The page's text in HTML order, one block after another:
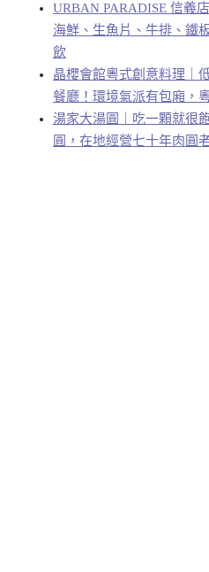
URBAN PARADISE 信義
海鮮、生魚片、牛排、鐵
飲
晶櫻會館粵式創意料理｜
餐廳！環境氣派有包廂，
湯家大湯圓｜吃一顆就很
圓，在地經營七十年肉圓